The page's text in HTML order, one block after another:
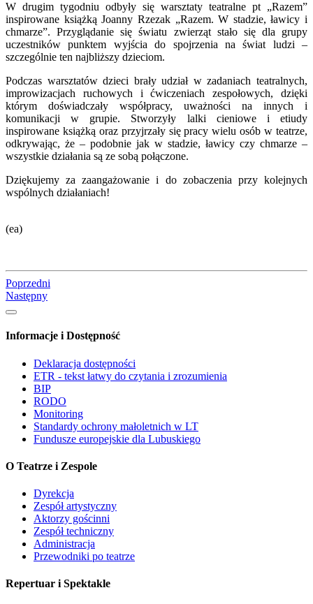
W drugim tygodniu odbyły się warsztaty teatralne pt „Razem”
inspirowane książką Joanny Rzezak „Razem. W stadzie, ławicy i
chmarze”. Przyglądanie się światu zwierząt stało się dla grupy
uczestników punktem wyjścia do spojrzenia na świat ludzi –
szczególnie ten najbliższy dzieciom.
Podczas warsztatów dzieci brały udział w zadaniach teatralnych,
improwizacjach ruchowych i ćwiczeniach zespołowych, dzięki
którym doświadczały współpracy, uważności na innych i
komunikacji w grupie. Stworzyły lalki cieniowe i etiudy
inspirowane książką oraz przyjrzały się pracy wielu osób w teatrze,
odkrywając, że – podobnie jak w stadzie, ławicy czy chmarze –
wszystkie działania są ze sobą połączone.
Dziękujemy za zaangażowanie i do zobaczenia przy kolejnych
wspólnych działaniach!
(ea)
Poprzedni
Następny
Informacje i Dostępność
Deklaracja dostępności
ETR - tekst łatwy do czytania i zrozumienia
BIP
RODO
Monitoring
Standardy ochrony małoletnich w LT
Fundusze europejskie dla Lubuskiego
O Teatrze i Zespole
Dyrekcja
Zespół artystyczny
Aktorzy gościnni
Zespół techniczny
Administracja
Przewodniki po teatrze
Repertuar i Spektakle